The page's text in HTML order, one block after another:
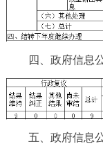
四、政府信息公
五、政府信息公